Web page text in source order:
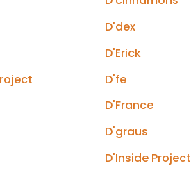
D'dex
D'Erick
D'fe
D'France
D'graus
D'Inside Project